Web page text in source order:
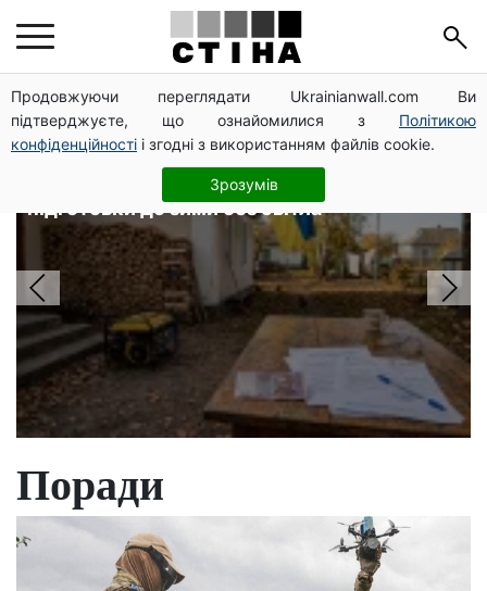
Продовжуючи переглядати Ukrainianwall.com Ви
підтверджуєте, що ознайомилися з Політикою
конфіденційності і згодні з використанням файлів cookie.
Зрозумів
Головні новини
Зарядна станція 1 кВт·год на 8
годин, генератор — за 6 метрів: гід
підготовки до зими без світла
Поради